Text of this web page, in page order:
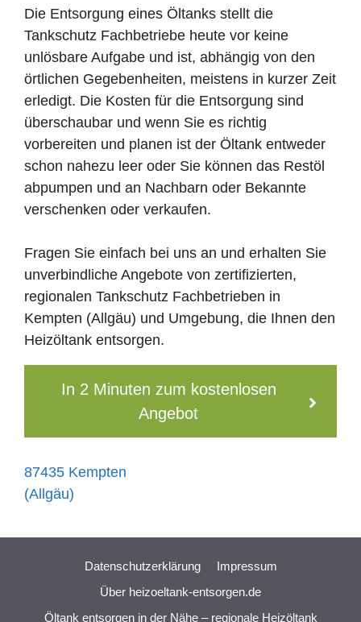
Die Entsorgung eines Öltanks stellt die
Tankschutz Fachbetriebe heute vor keine
unlösbare Aufgabe und ist, abhängig von den
örtlichen Gegebenheiten, meistens in kurzer Zeit
erledigt. Die Kosten für die Entsorgung sind
überschaubar und wenn Sie es richtig
vorbereiten und planen ist der Öltank entweder
schon nahezu leer oder Sie können das Restöl
abpumpen und an Nachbarn oder Bekannte
verschenken oder verkaufen.
Fragen Sie einfach bei uns an und erhalten Sie
unverbindliche Angebote von zertifizierten,
regionalen Tankschutz Fachbetrieben in
Kempten (Allgäu) und Umgebung, die Ihnen den
Heizöltank entsorgen.
In 2 Minuten zum kostenlosen
Angebot
87435 Kempten
(Allgäu)
Datenschutzerklärung
Impressum
Über heizoeltank-entsorgen.de
Öltank entsorgen in der Nähe – regionale Heizöltank